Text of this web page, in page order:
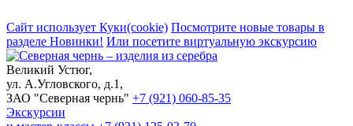
Сайт использует Куки(cookie) Посмотрите новые товары в
разделе Новинки! Или посетите виртуальную экскурсию
Великий Устюг,
ул. А.Угловского, д.1,
ЗАО "Северная чернь" +7 (921) 060-85-35
Экскурсии